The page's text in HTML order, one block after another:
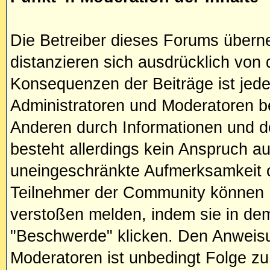
Die Betreiber dieses Forums
distanzieren sich ausdrücklich
Konsequenzen der Beiträge ist
Administratoren und Moderatoren
Anderen durch Informationen und
besteht allerdings kein Anspruch
uneingeschränkte
Teilnehmer der Community
verstoßen melden, indem sie in
"Beschwerde" klicken. Den
Moderatoren ist unbedingt Folge